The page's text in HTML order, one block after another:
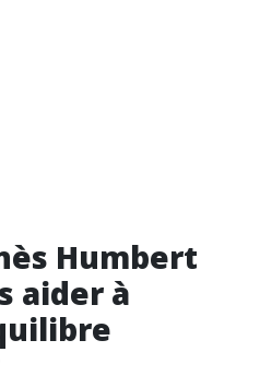
Humbert
aider à